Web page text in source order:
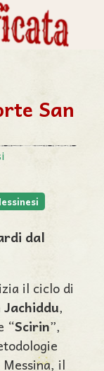
San
dal
il ciclo di
Jachiddu,
“Scirin”,
il